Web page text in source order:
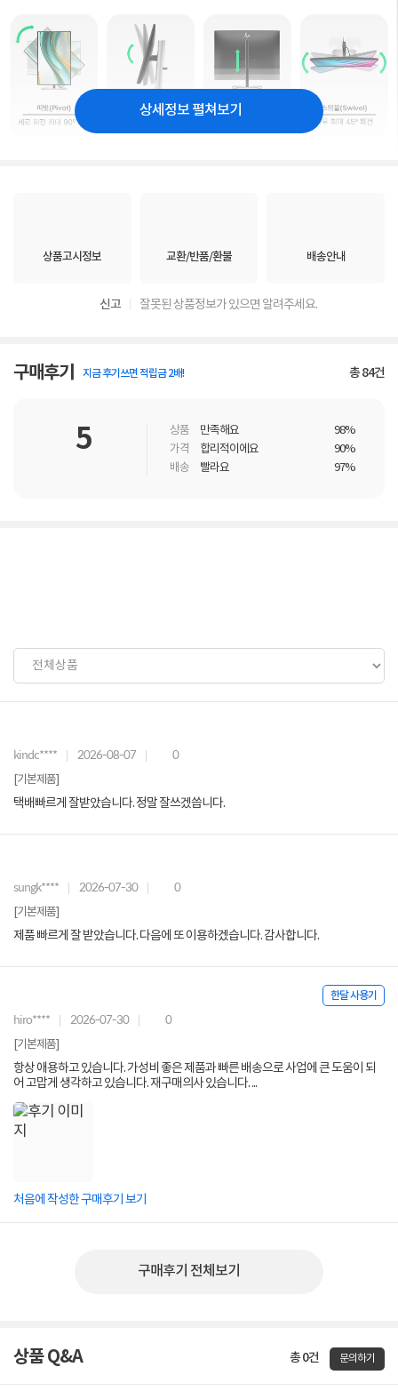
상세정보 펼쳐보기
상품고시정보 교환/반품/환불 배송안내
신고 잘못된 상품정보가 있으면 알려주세요.
구매후기 지금 후기쓰면 적립금 2배! 총84건
5 상품 만족해요
98%
가격
합리적이에요
90%
배송
빨라요 97%
kindc**** 2026-08-07 0
[기본제품]
택배빠르게 잘받았습니다. 정말 잘쓰겠씁니다.
sungk**** 2026-07-30 0
[기본제품]
제품 빠르게 잘 받았습니다. 다음에 또 이용하겠습니다. 감사합니다.
한달 사용기
hiro**** 2026-07-30 0
[기본제품]
항상 애용하고 있습니다. 가성비 좋은 제품과 빠른 배송으로 사업에 큰 도움이 되
어 고맙게 생각하고 있습니다. 재구매의사 있습니다. ...
처음에 작성한 구매후기 보기
구매후기 전체보기
상품 Q&A 총 0건 문의하기